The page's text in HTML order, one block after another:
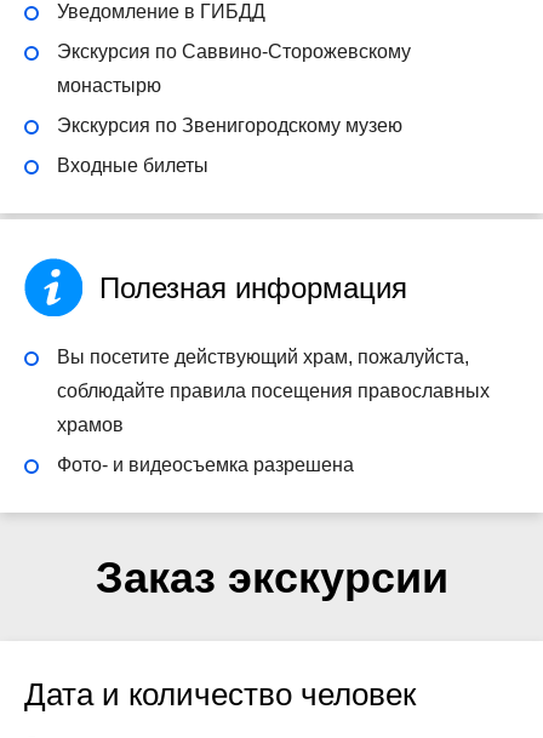
Уведомление в ГИБДД
Экскурсия по Саввино-Сторожевскому
монастырю
Экскурсия по Звенигородскому музею
Входные билеты
Полезная информация
Вы посетите действующий храм, пожалуйста,
соблюдайте правила посещения православных
храмов
Фото- и видеосъемка разрешена
Заказ экскурсии
Дата и количество человек